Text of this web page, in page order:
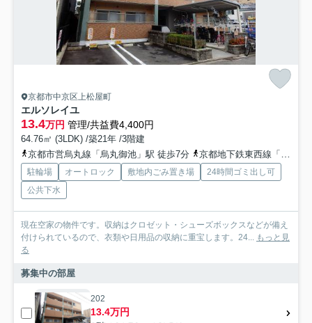
京都市中京区上松屋町
エルソレイユ
13.4万円 管理/共益費4,400円
64.76㎡ (3LDK) /築21年 /3階建
京都市営烏丸線「烏丸御池」駅 徒歩7分
京都地下鉄東西線「烏丸御池」駅 徒歩7分
駐輪場 オートロック 敷地内ごみ置き場
24時間ゴミ出し可
公共下水
現在空家の物件です。収納はクロゼット・シューズボックスなどが備え
付けられているので、衣類や日用品の収納に重宝します。24... もっと見
る
募集中の部屋
202
13.4万円